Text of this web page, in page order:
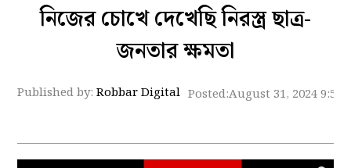
নিজের চোখে দেখেছি নিরস্ত্র ছাত্র-
জনতার ক্ষমতা
Published by:Robbar Digital Posted:August 31, 2024 9:56